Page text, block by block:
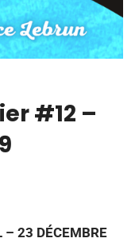
#12 –
23 DÉCEMBRE